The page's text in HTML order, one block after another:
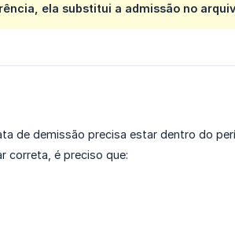
ela substitui a admissão no
de demissão precisa estar dentro do
correta, é preciso que: